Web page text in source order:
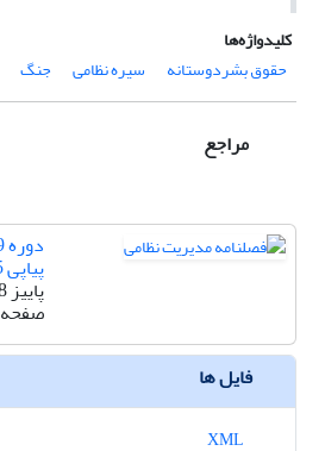
کلیدواژه‌ها
حقوق بشردوستانه
سیره نظامی جنگ
مراجع
پیاپی 75
پاییز 1398
صفحه
فایل ها